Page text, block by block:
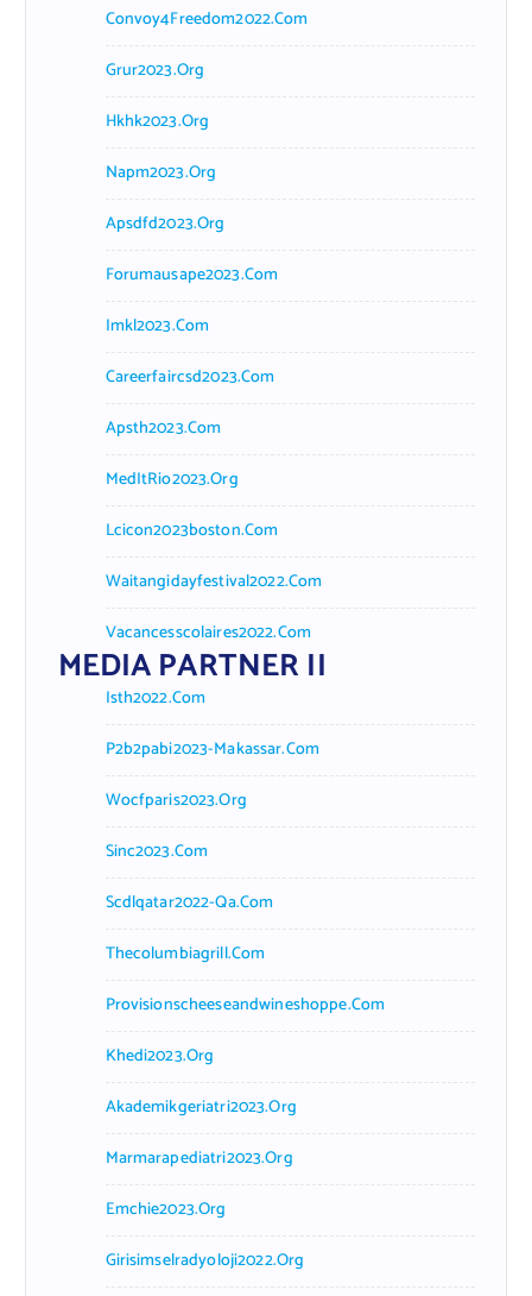
Convoy4Freedom2022.com
Grur2023.org
Hkhk2023.org
Napm2023.org
Apsdfd2023.org
Forumausape2023.com
Imkl2023.com
Careerfaircsd2023.com
Apsth2023.com
MedItRio2023.org
Lcicon2023boston.com
Waitangidayfestival2022.com
Vacancesscolaires2022.com
MEDIA PARTNER II
Isth2022.com
P2b2pabi2023-Makassar.com
Wocfparis2023.org
Sinc2023.com
Scdlqatar2022-Qa.com
Thecolumbiagrill.com
Provisionscheeseandwineshoppe.com
Khedi2023.org
Akademikgeriatri2023.org
Marmarapediatri2023.org
Emchie2023.org
Girisimselradyoloji2022.org